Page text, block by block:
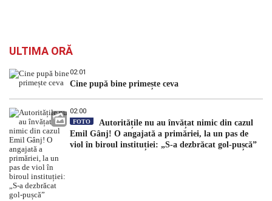
ULTIMA ORĂ
02:01
Cine pupă bine primește ceva
02:00
FOTO
Autoritățile nu au învățat nimic din cazul
Emil Gânj! O angajată a primăriei, la un pas de
viol în biroul instituției: „S-a dezbrăcat gol-pușcă”